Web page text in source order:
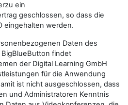
ein
geschlossen, so dass die
eingehalten werden.
Daten des
findet
der Digital Learning GmbH
für die Anwendung
ist nicht ausgeschlossen, dass
und Administratoren Kenntnis